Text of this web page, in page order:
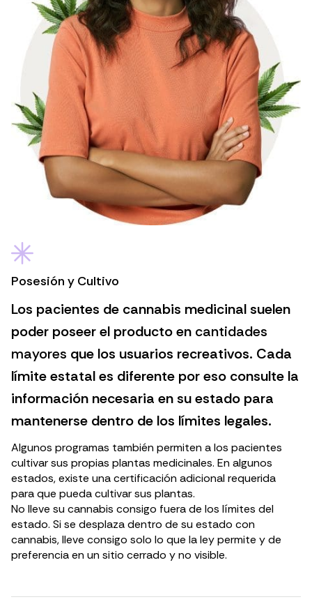
Posesión y Cultivo
Los pacientes de cannabis medicinal suelen
poder poseer el producto en cantidades
mayores que los usuarios recreativos. Cada
límite estatal es diferente por eso consulte la
información necesaria en su estado para
mantenerse dentro de los límites legales.
Algunos programas también permiten a los pacientes
cultivar sus propias plantas medicinales. En algunos
estados, existe una certificación adicional requerida
para que pueda cultivar sus plantas.
No lleve su cannabis consigo fuera de los límites del
estado. Si se desplaza dentro de su estado con
cannabis, lleve consigo solo lo que la ley permite y de
preferencia en un sitio cerrado y no visible.